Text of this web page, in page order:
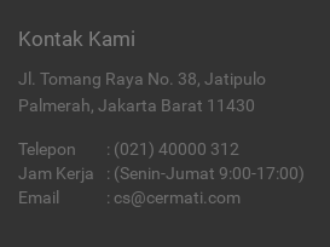
Kontak Kami
Jl. Tomang Raya No. 38, Jatipulo
Palmerah, Jakarta Barat 11430
Telepon : (021) 40000 312
Jam Kerja
: (Senin-Jumat 9:00-17:00)
Email
: cs@cermati.com